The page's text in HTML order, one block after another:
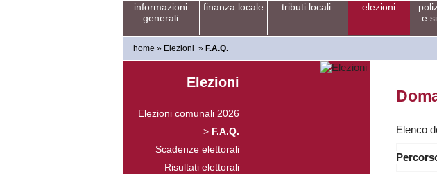
informazioni
generali
finanza locale tributi locali elezioni
e
home » Elezioni » F.A.Q.
Elezioni
Elezioni comunali 2026
> F.A.Q.
Scadenze elettorali
Risultati elettorali
Elenco